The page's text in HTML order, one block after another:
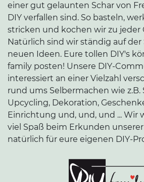
einer gut gelaunten Schar von
DIY verfallen sind. So basteln,
stricken und kochen wir zu jeder
Natürlich sind wir ständig auf der
neuen Ideen. Eure tollen DIY's
family posten! Unsere DIY-
interessiert an einer Vielzahl
rund ums Selbermachen wie z.B.
Upcycling, Dekoration,
Einrichtung und, und, und ... Wir
viel Spaß beim Erkunden
natürlich für eure eigenen DIY-